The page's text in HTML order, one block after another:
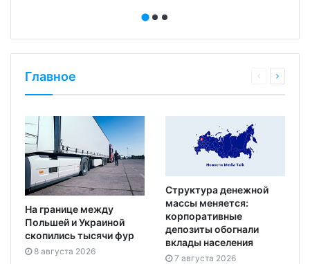
Главное
На границе между
Польшей и Украиной
скопились тысячи фур
8 августа 2026
Структура денежной
массы меняется:
корпоративные
депозиты обогнали
вклады населения
7 августа 2026